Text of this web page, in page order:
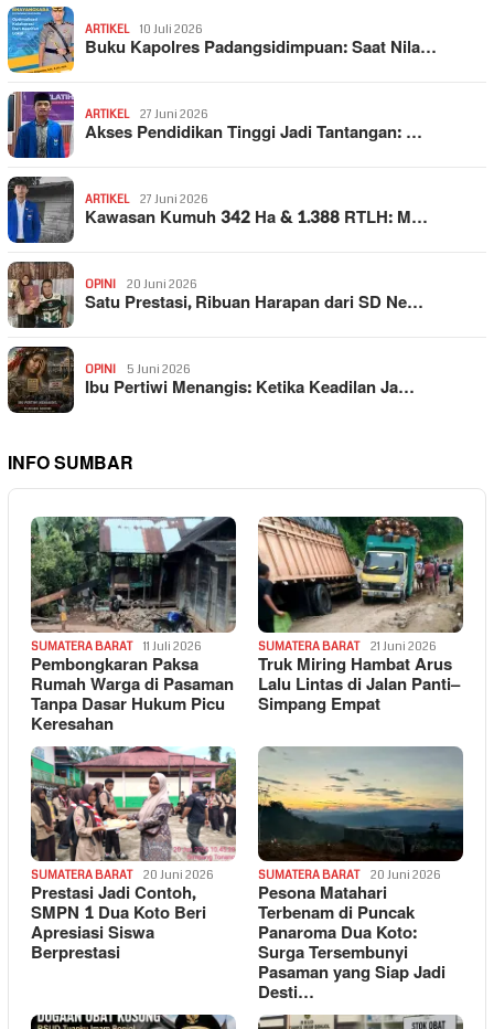
ARTIKEL 10 Juli 2026
Buku Kapolres Padangsidimpuan: Saat Nila…
ARTIKEL 27 Juni 2026
Akses Pendidikan Tinggi Jadi Tantangan: …
ARTIKEL 27 Juni 2026
Kawasan Kumuh 342 Ha & 1.388 RTLH: M…
OPINI 20 Juni 2026
Satu Prestasi, Ribuan Harapan dari SD Ne…
OPINI 5 Juni 2026
Ibu Pertiwi Menangis: Ketika Keadilan Ja…
INFO SUMBAR
SUMATERA BARAT 11 Juli 2026
Pembongkaran Paksa
Rumah Warga di Pasaman
Tanpa Dasar Hukum Picu
Keresahan
SUMATERA BARAT 21 Juni 2026
Truk Miring Hambat Arus
Lalu Lintas di Jalan Panti–
Simpang Empat
SUMATERA BARAT 20 Juni 2026
Prestasi Jadi Contoh,
SMPN 1 Dua Koto Beri
Apresiasi Siswa
Berprestasi
SUMATERA BARAT 20 Juni 2026
Pesona Matahari
Terbenam di Puncak
Panaroma Dua Koto:
Surga Tersembunyi
Pasaman yang Siap Jadi
Desti…